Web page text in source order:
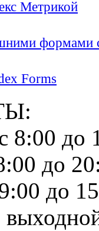
Метрикой
формами
Forms
до
до